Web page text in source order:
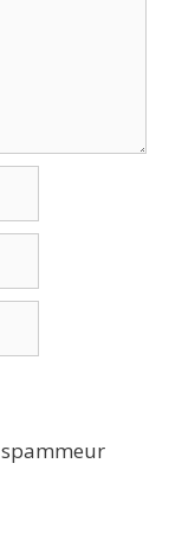
spammeur